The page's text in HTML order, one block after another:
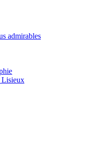
admirables
Lisieux